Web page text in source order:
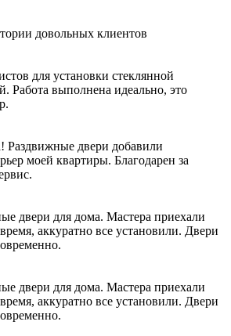
довольных клиентов
для установки стеклянной
Работа выполнена идеально, это
Раздвижные двери добавили
моей квартиры. Благодарен за
двери для дома. Мастера приехали
аккуратно все установили. Двери
двери для дома. Мастера приехали
аккуратно все установили. Двери